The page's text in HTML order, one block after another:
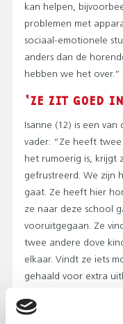
kan helpen,
problemen met
sociaal-emotionele
anders dan de
hebben we het over.”
‘ZE ZIT GOED
Isanne (12) is een
vader: “Ze heeft twee
het rumoerig is, krijgt
gefrustreerd. We zijn
gaat. Ze heeft hier
ze naar deze school
vooruitgegaan. Ze
twee andere dove
elkaar. Vindt ze iets
gehaald voor extra
goed in haar vel en